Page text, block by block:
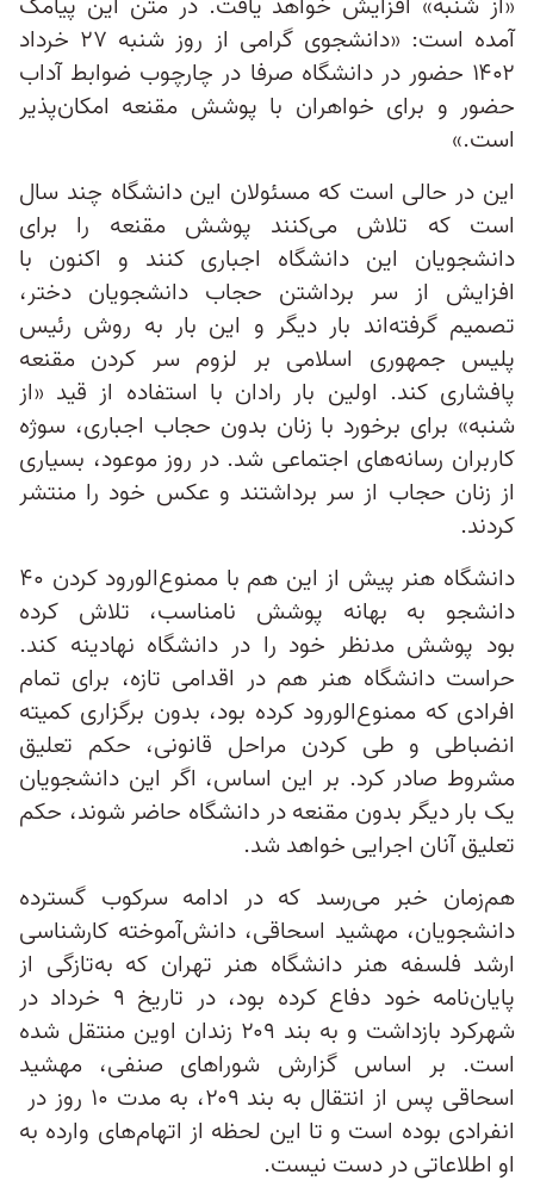
آمده است: «دانشجوی گرامی از روز شنبه ۲۷ خرداد
۱۴۰۲ حضور در دانشگاه صرفا در چارچوب ضوابط آداب
حضور و برای خواهران با پوشش مقنعه امکان‌پذیر
است.»
این در حالی‌ است که مسئولان این دانشگاه چند سال
است که تلاش‌ می‌کنند پوشش مقنعه را برای
دانشجویان این دانشگاه اجباری کنند و اکنون با
افزایش از سر برداشتن حجاب دانشجویان دختر،
تصمیم گرفته‌اند بار دیگر و این بار به روش رئیس
پلیس جمهوری اسلامی بر لزوم سر کردن مقنعه
پافشاری کند. اولین بار رادان با استفاده از قید «از
شنبه» برای برخورد با زنان بدون حجاب اجباری، سوژه
کاربران رسانه‌های اجتماعی شد. در روز موعود، بسیاری
از زنان حجاب از سر برداشتند و عکس‌ خود را منتشر
کردند.
دانشگاه هنر پیش از این هم با ممنوع‌الورود کردن ۴۰
دانشجو به بهانه پوشش نامناسب، تلاش کرده
بود پوشش مدنظر خود را در دانشگاه نهادینه کند.
حراست دانشگاه هنر هم در اقدامی تازه، برای تمام
افرادی که ممنوع‌الورود کرده بود، بدون برگزاری کمیته‌
انضباطی و طی کردن مراحل قانونی، حکم تعلیق
مشروط صادر کرد. بر این اساس، اگر این دانشجویان
یک بار دیگر بدون مقنعه در دانشگاه حاضر شوند، حکم
تعلیق آنان اجرایی خواهد شد.
هم‌زمان خبر می‌رسد که در ادامه سرکوب گسترده
دانشجویان، مهشید اسحاقی، دانش‌آموخته کارشناسی
ارشد فلسفه هنر دانشگاه هنر تهران که به‌تازگی از
پایان‌نامه خود دفاع کرده بود، در تاریخ ۹ خرداد در
شهرکرد بازداشت و به بند ۲۰۹ زندان اوین منتقل شده
است. بر اساس گزارش شوراهای صنفی، مهشید
اسحاقی پس از انتقال به بند ۲۰۹، به مدت ۱۰ روز در
انفرادی بوده است و تا این لحظه از اتهام‌های وارده به
او اطلاعاتی در دست نیست.